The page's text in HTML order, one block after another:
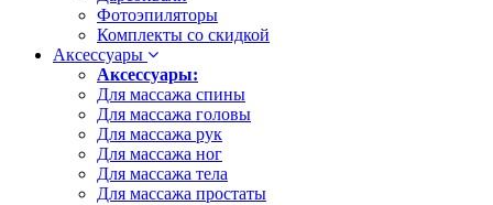
Фотоэпиляторы
Комплекты со скидкой
Аксессуары
Аксессуары:
Для массажа спины
Для массажа головы
Для массажа рук
Для массажа ног
Для массажа тела
Для массажа простаты